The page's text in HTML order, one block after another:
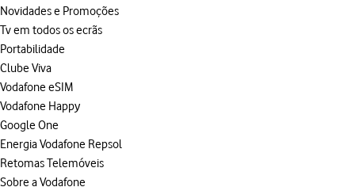
Novidades e Promoções
Tv em todos os ecrãs
Portabilidade
Clube Viva
Vodafone eSIM
Vodafone Happy
Google One
Energia Vodafone Repsol
Retomas Telemóveis
Sobre a Vodafone